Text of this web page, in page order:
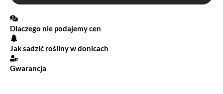
Dlaczego nie podajemy cen
Jak sadzić rośliny w donicach
Gwarancja